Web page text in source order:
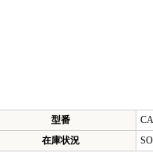
型番
在庫状況